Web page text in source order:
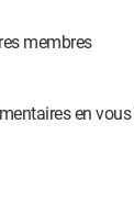
membres
en